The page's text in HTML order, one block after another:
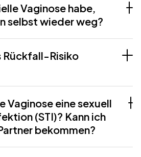
Vaginose habe,
selbst wieder weg?
Rückfall-Risiko
Vaginose eine sexuell
(STI)? Kann ich
bekommen?